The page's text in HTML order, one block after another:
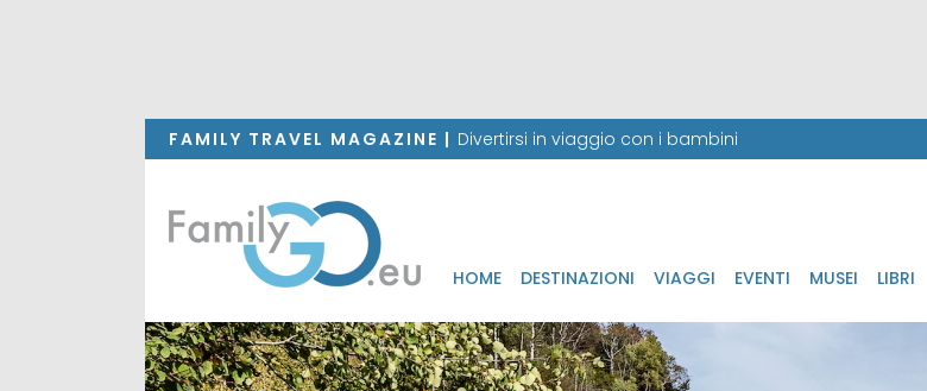
FAMILY TRAVEL MAGAZINE | Divertirsi in viaggio con i bambini
HOME DESTINAZIONI VIAGGI EVENTI MUSEI LIBRI